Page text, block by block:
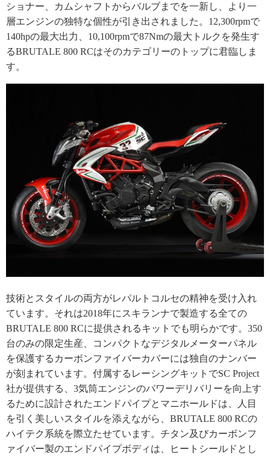
ショナー、カムシャフトからバルブまでを一新し、より一
層エンジンの独特な個性が引き出されました。12,300rpmで
140hpの最大出力、10,100rpmで87Nmの最大トルクを発生す
るBRUTALE 800 RCはそのカテゴリーのトップに君臨しま
す。
技術とスタイルの両方がレパルトコルセの精神を受け入れ
ています。それは2018年にスキランナで製造する全ての
BRUTALE 800 RCに提供されるキットでも明らかです。350
台のみの限定生産、コンパクトなデジタルメーターパネル
を保護するカーボンファイバーカバーには独自のナンバー
が刻まれています。付属するレーシングキットでSC Project
社が提供する、3気筒エンジンのパワーデリバリーを向上す
るために設計されたエンドパイプとマニホールドは、人目
を引く美しいスタイルを添えながら、BRUTALE 800 RCの
ハイテク系統を際立たせています。チタン及びカーボンフ
ァイバー製のエンドパイプボディは、ヒートシールドとし